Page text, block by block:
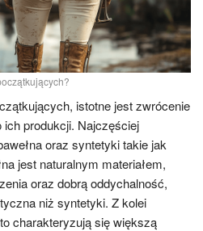
istotne jest zwrócenie
ich produkcji. Najczęściej
oraz syntetyki takie jak
jest naturalnym materiałem,
oraz dobrą oddychalność,
niż syntetyki. Z kolei
charakteryzują się większą